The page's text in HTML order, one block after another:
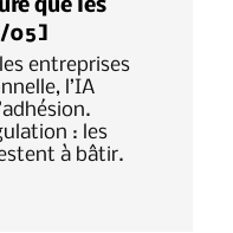
que les
05]
entreprises
l’IA
: les
à bâtir.